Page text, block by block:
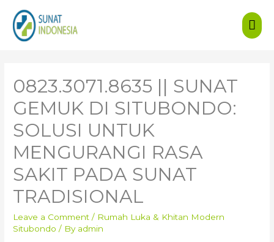
0823.3071.8635 || SUNAT
GEMUK DI SITUBONDO:
SOLUSI UNTUK
MENGURANGI RASA
SAKIT PADA SUNAT
TRADISIONAL
Leave a Comment / Rumah Luka & Khitan Modern
Situbondo / By admin